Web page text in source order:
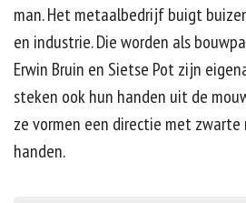
man. Het metaalbedrijf buigt
en industrie. Die worden als
Erwin Bruin en Sietse Pot zijn
steken ook hun handen uit de
ze vormen een directie met zwarte
handen.